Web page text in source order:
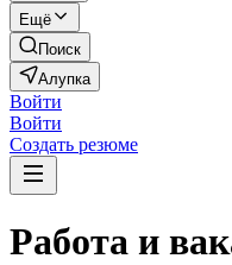
Ещё
Поиск
Алупка
Войти
Войти
Создать резюме
Работа и